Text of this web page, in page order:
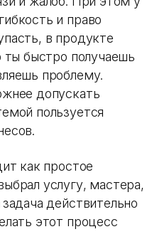
и право
в продукте
ты быстро получаешь
проблему.
допускать
пользуется
как простое
услугу, мастера,
действительно
этот процесс